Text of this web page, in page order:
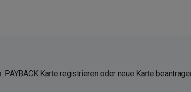
PAYBACK Karte registrieren oder neue Karte